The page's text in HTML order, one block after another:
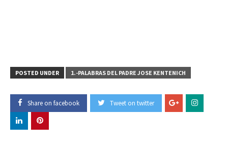
POSTED UNDER 1.-PALABRAS DEL PADRE JOSE KENTENICH
Share on facebook Tweet on twitter